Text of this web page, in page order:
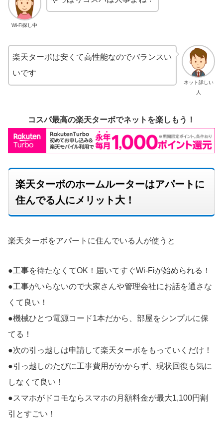
Wi-Fi探し中
ネット詳しい
人
楽天ターボは安くて高性能なのでバランスい
いです
コスパ最高の楽天ターボでネットを楽しもう！
楽天ターボのホームルーターはアパートに
住んでる人にメリット大！
楽天ターボをアパートに住んでいる人が使うと
●工事を待たなくてOK！届いてすぐWi-Fiが始められる！
●工事がいらないので大家さんや管理会社にお話を通さな
くて良い！
●機械ひとつ電源コード1本だから、部屋をシンプルに保
てる！
●次の引っ越しは申請して楽天ターボをもっていくだけ！
●引っ越しのたびに工事費用がかからず、現状回復も気に
しなくて良い！
●スマホがドコモならスマホの月額料金が最大1,100円割
引とすごい！